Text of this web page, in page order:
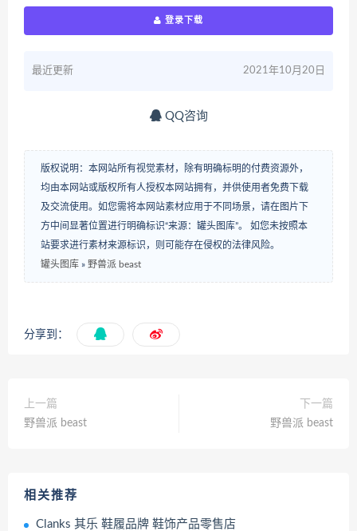
登录下载
最近更新 2021年10月20日
QQ咨询
版权说明：本网站所有视觉素材，除有明确标明的付费资源外，
均由本网站或版权所有人授权本网站拥有，并供使用者免费下载
及交流使用。如您需将本网站素材应用于不同场景，请在图片下
方中间显著位置进行明确标识“来源：罐头图库”。 如您未按照本
站要求进行素材来源标识，则可能存在侵权的法律风险。
罐头图库 » 野兽派 beast
分享到：
上一篇
野兽派 beast
下一篇
野兽派 beast
相关推荐
Clanks 其乐 鞋履品牌 鞋饰产品零售店